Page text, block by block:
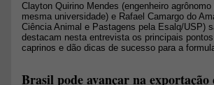
Clayton Quirino Mendes (engenheiro
mesma universidade) e Rafael Camargo do
Ciência Animal e Pastagens pela Esalq/USP)
destacam nesta entrevista os principais
caprinos e dão dicas de sucesso para a
Brasil pode avançar na exportação